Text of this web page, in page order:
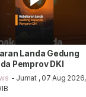
Landa Gedung
Pemprov DKI
- Jumat , 07 Aug 2026,